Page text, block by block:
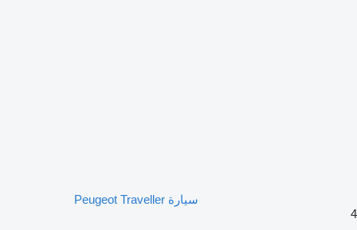
سيارة Peugeot Traveller
4